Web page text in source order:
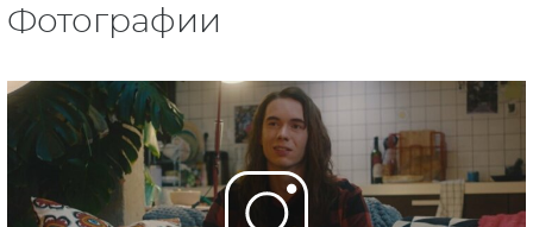
Фотографии